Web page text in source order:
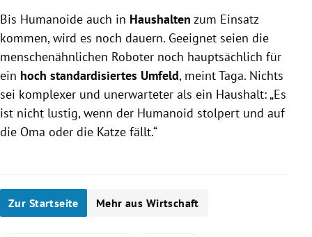
Bis Humanoide auch in Haushalten zum Einsatz
kommen, wird es noch dauern. Geeignet seien die
menschenähnlichen Roboter noch hauptsächlich für
ein hoch standardisiertes Umfeld, meint Taga. Nichts
sei komplexer und unerwarteter als ein Haushalt: „Es
ist nicht lustig, wenn der Humanoid stolpert und auf
die Oma oder die Katze fällt.“
Zur Startseite Mehr aus Wirtschaft